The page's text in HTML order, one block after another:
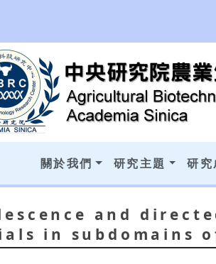
關於我們 研究主題 研究
and
in subdomains